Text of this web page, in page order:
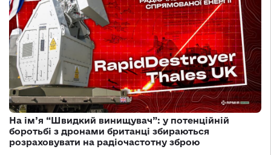
На ім’я “Швидкий винищувач”: у потенційній
боротьбі з дронами британці збираються
розраховувати на радіочастотну зброю